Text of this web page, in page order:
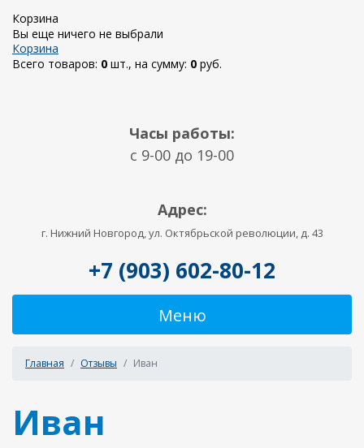
Корзина
Вы еще ничего не выбрали
Корзина
Всего товаров: 0 шт., на сумму: 0 руб.
Часы работы:
c 9-00 до 19-00
Адрес:
г. Нижний Новгород, ул. Октябрьской революции, д. 43
+7 (903) 602-80-12
Меню
Главная Отзывы Иван
Иван